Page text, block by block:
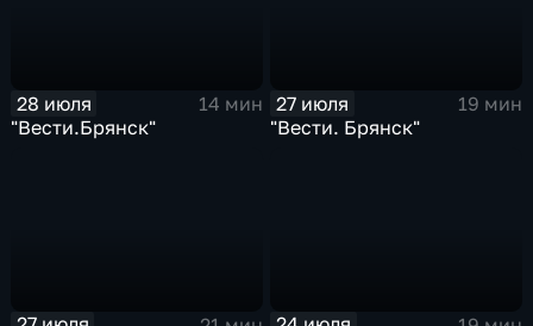
28 июля
14 мин
"Вести.Брянск"
27 июля
19 мин
"Вести. Брянск"